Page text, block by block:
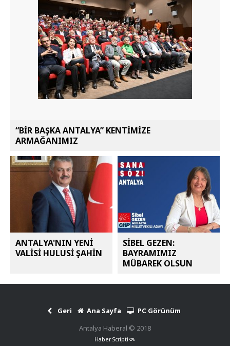
“BİR BAŞKA ANTALYA” KENTİMİZE
ARMAĞANIMIZ
ANTALYA'NIN YENİ
VALİSİ HULUSİ ŞAHİN
SİBEL GEZEN:
BAYRAMIMIZ
MÜBAREK OLSUN
Geri Ana Sayfa
PC Görünüm
Antalya Haberal © 2018
Haber Scripti